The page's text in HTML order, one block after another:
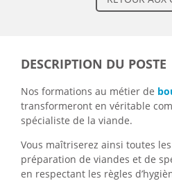
DESCRIPTION DU POSTE
Nos formations au métier de
transformeront en véritable
spécialiste de la viande.
Vous maîtriserez ainsi toutes
préparation de viandes et de
en respectant les règles